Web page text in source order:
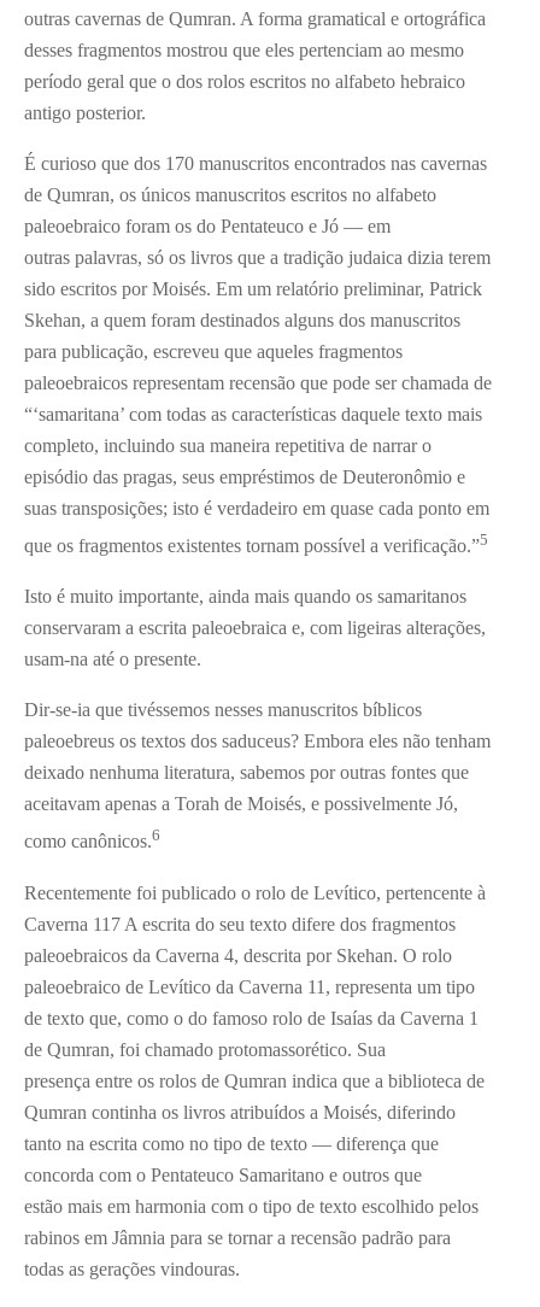
outras cavernas de Qumran. A forma gramatical e ortográfica
desses fragmentos mostrou que eles pertenciam ao mesmo
período geral que o dos rolos escritos no alfabeto hebraico
antigo posterior.
É curioso que dos 170 manuscritos encontrados nas cavernas
de Qumran, os únicos manuscritos escritos no alfabeto
paleoebraico foram os do Pentateuco e Jó — em
outras palavras, só os livros que a tradição judaica dizia terem
sido escritos por Moisés. Em um relatório preliminar, Patrick
Skehan, a quem foram destinados alguns dos manuscritos
para publicação, escreveu que aqueles fragmentos
paleoebraicos representam recensão que pode ser chamada de
“‘samaritana’ com todas as características daquele texto mais
completo, incluindo sua maneira repetitiva de narrar o
episódio das pragas, seus empréstimos de Deuteronômio e
suas transposições; isto é verdadeiro em quase cada ponto em
que os fragmentos existentes tornam possível a verificação.”5
Isto é muito importante, ainda mais quando os samaritanos
conservaram a escrita paleoebraica e, com ligeiras alterações,
usam-na até o presente.
Dir-se-ia que tivéssemos nesses manuscritos bíblicos
paleoebreus os textos dos saduceus? Embora eles não tenham
deixado nenhuma literatura, sabemos por outras fontes que
aceitavam apenas a Torah de Moisés, e possivelmente Jó,
como canônicos.6
Recentemente foi publicado o rolo de Levítico, pertencente à
Caverna 117 A escrita do seu texto difere dos fragmentos
paleoebraicos da Caverna 4, descrita por Skehan. O rolo
paleoebraico de Levítico da Caverna 11, representa um tipo
de texto que, como o do famoso rolo de Isaías da Caverna 1
de Qumran, foi chamado protomassorético. Sua
presença entre os rolos de Qumran indica que a biblioteca de
Qumran continha os livros atribuídos a Moisés, diferindo
tanto na escrita como no tipo de texto — diferença que
concorda com o Pentateuco Samaritano e outros que
estão mais em harmonia com o tipo de texto escolhido pelos
rabinos em Jâmnia para se tornar a recensão padrão para
todas as gerações vindouras.